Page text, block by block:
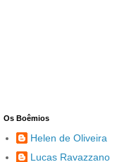
Os Boêmios
Helen de Oliveira
Lucas Ravazzano